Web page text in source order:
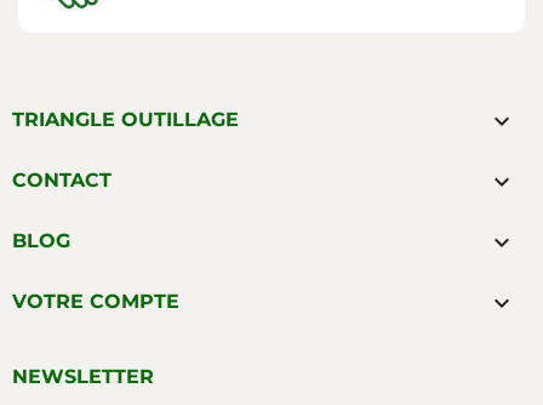
TRIANGLE OUTILLAGE 
CONTACT 
BLOG 
VOTRE COMPTE 
NEWSLETTER